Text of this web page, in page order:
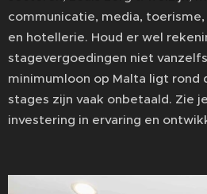
communicatie, media,
en hotellerie. Houd er wel
stagevergoedingen niet
minimumloon op Malta ligt rond
stages zijn vaak onbetaald. Zie
investering in ervaring en